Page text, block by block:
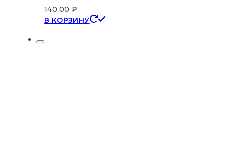
140.00 ₽
В КОРЗИНУ